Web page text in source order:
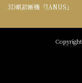
3D肌診断機「JANUS」